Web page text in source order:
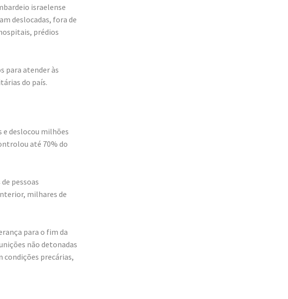
israelense
deslocadas, fora de
prédios
para atender às
do país.
e deslocou milhões
até 70% do
pessoas
milhares de
para o fim da
não detonadas
condições precárias,